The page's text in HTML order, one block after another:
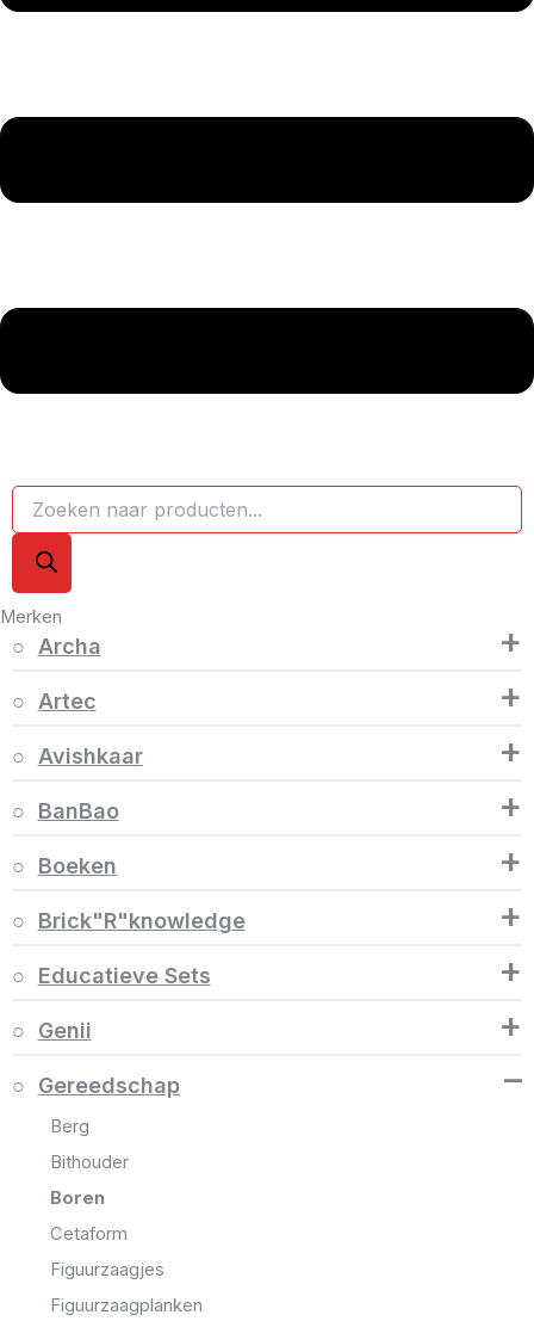
Merken
Archa +
Artec +
Avishkaar +
BanBao +
Boeken +
Brick"R"knowledge +
Educatieve Sets +
Genii +
Gereedschap –
Berg
Bithouder
Boren
Cetaform
Figuurzaagjes
Figuurzaagplanken